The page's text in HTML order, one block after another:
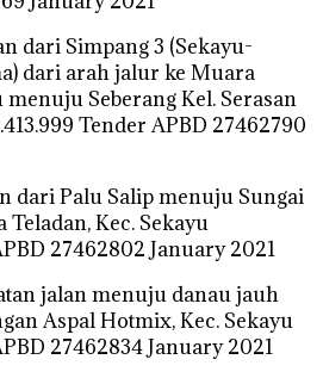
dari Simpang 3 (Sekayu-
dari arah jalur ke Muara
menuju Seberang Kel. Serasan
Tender APBD 27462790
dari Palu Salip menuju Sungai
Kec. Sekayu
27462802 January 2021
jalan menuju danau jauh
Aspal Hotmix, Kec. Sekayu
27462834 January 2021